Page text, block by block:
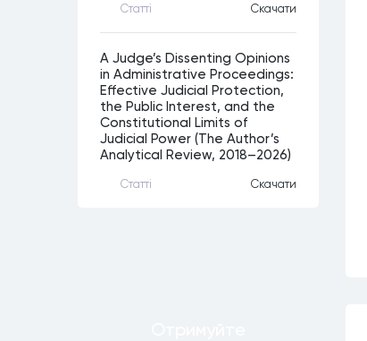
Статтi Скачати
A Judge’s Dissenting Opinions
in Administrative Proceedings:
Effective Judicial Protection,
the Public Interest, and the
Constitutional Limits of
Judicial Power (The Author’s
Analytical Review, 2018–2026)
Статтi Скачати